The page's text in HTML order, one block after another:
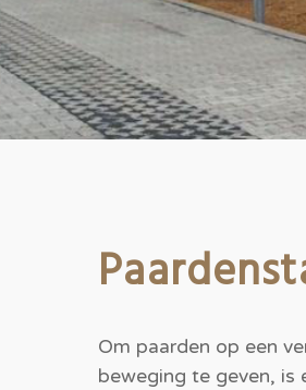
Om paarden op een
beweging te geven, is